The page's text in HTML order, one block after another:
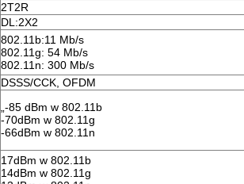
2T2R
DL:2X2
802.11b:11 Mb/s
802.11g: 54 Mb/s
802.11n: 300 Mb/s
DSSS/CCK, OFDM
„-85 dBm w 802.11b
-70dBm w 802.11g
-66dBm w 802.11n
17dBm w 802.11b
14dBm w 802.11g